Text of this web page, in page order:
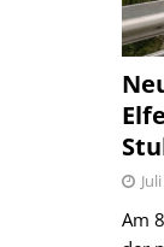
Am